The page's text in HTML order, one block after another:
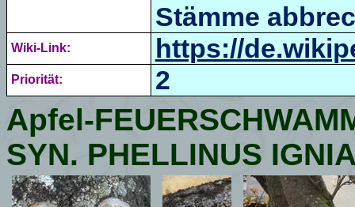
Stämme
Wiki-Link: https://
Priorität: 2
Apfel-
SYN. PHELLINUS